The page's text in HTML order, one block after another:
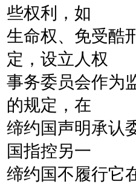
些权利，如
生命权、免受酷
定，设立人权
事务委员会作为
的规定，在
缔约国声明承认
国指控另一
缔约国不履行它